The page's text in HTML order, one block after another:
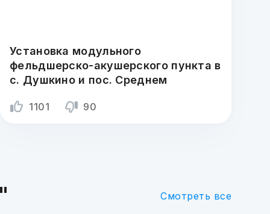
Установка модульного
фельдшерско-акушерского пункта в
с. Душкино и пос. Среднем
1101 90
Смотреть все